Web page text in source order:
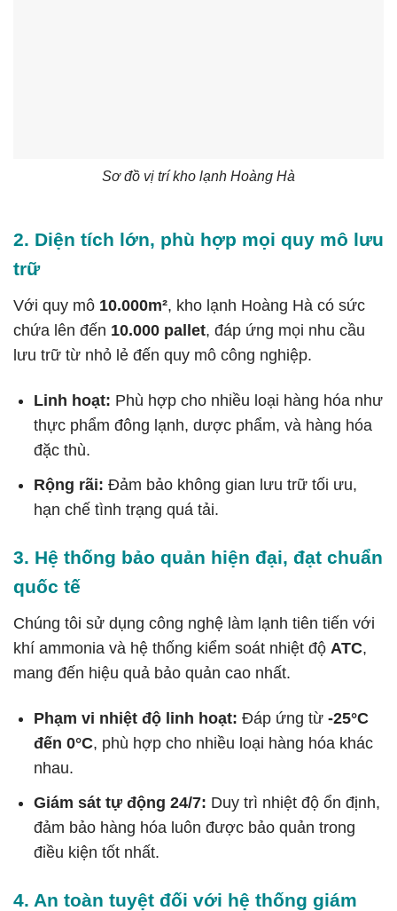
Sơ đồ vị trí kho lạnh Hoàng Hà
2. Diện tích lớn, phù hợp mọi quy mô lưu
trữ
Với quy mô 10.000m², kho lạnh Hoàng Hà có sức
chứa lên đến 10.000 pallet, đáp ứng mọi nhu cầu
lưu trữ từ nhỏ lẻ đến quy mô công nghiệp.
Linh hoạt: Phù hợp cho nhiều loại hàng hóa như
thực phẩm đông lạnh, dược phẩm, và hàng hóa
đặc thù.
Rộng rãi: Đảm bảo không gian lưu trữ tối ưu,
hạn chế tình trạng quá tải.
3. Hệ thống bảo quản hiện đại, đạt chuẩn
quốc tế
Chúng tôi sử dụng công nghệ làm lạnh tiên tiến với
khí ammonia và hệ thống kiểm soát nhiệt độ ATC,
mang đến hiệu quả bảo quản cao nhất.
Phạm vi nhiệt độ linh hoạt: Đáp ứng từ-25°C
đến 0°C, phù hợp cho nhiều loại hàng hóa khác
nhau.
Giám sát tự động 24/7: Duy trì nhiệt độ ổn định,
đảm bảo hàng hóa luôn được bảo quản trong
điều kiện tốt nhất.
4. An toàn tuyệt đối với hệ thống giám